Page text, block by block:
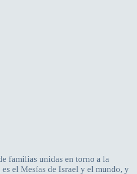
familias unidas en torno a la
es el Mesías de Israel y el mundo, y